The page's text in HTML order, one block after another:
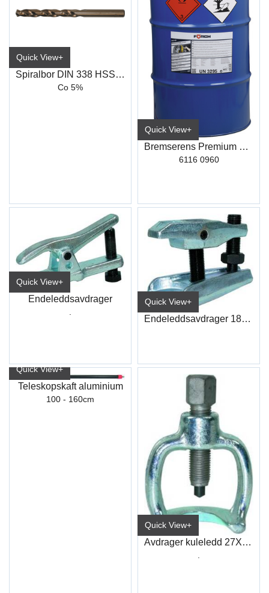
Quick View+
Spiralbor DIN 338 HSS-Co, Type N
Co 5%
Quick View+
Bremserens Premium R510 60L
6116 0960
Quick View+
Endeleddsavdrager
.
Quick View+
Endeleddsavdrager 18-20mm
Quick View+
Teleskopskaft aluminium
100 - 160cm
Quick View+
Avdrager kuleledd 27X 56mm